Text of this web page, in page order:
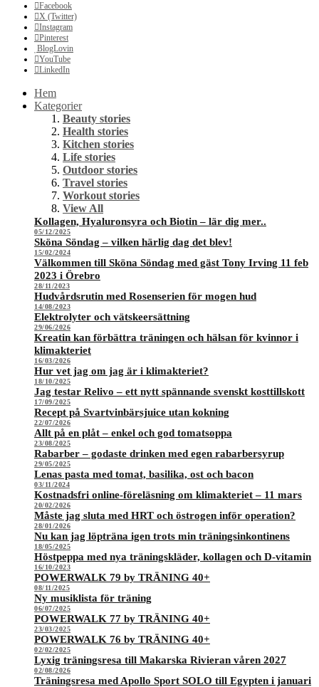
Facebook
X (Twitter)
Instagram
Pinterest
BlogLovin
YouTube
LinkedIn
Hem
Kategorier
Beauty stories
Health stories
Kitchen stories
Life stories
Outdoor stories
Travel stories
Workout stories
View All
Kollagen, Hyaluronsyra och Biotin – lär dig mer..
05/12/2025
Sköna Söndag – vilken härlig dag det blev!
15/02/2024
Välkommen till Sköna Söndag med gäst Tony Irving 11 feb
2023 i Örebro
28/11/2023
Hudvårdsrutin med Rosenserien för mogen hud
14/08/2023
Elektrolyter och vätskeersättning
29/06/2026
Kreatin kan förbättra träningen och hälsan för kvinnor i
klimakteriet
16/03/2026
Hur vet jag om jag är i klimakteriet?
18/10/2025
Jag testar Relivo – ett nytt spännande svenskt kosttillskott
17/09/2025
Recept på Svartvinbärsjuice utan kokning
22/07/2026
Allt på en plåt – enkel och god tomatsoppa
23/08/2025
Rabarber – godaste drinken med egen rabarbersyrup
29/05/2025
Lenas pasta med tomat, basilika, ost och bacon
03/11/2024
Kostnadsfri online-föreläsning om klimakteriet – 11 mars
20/02/2026
Måste jag sluta med HRT och östrogen inför operation?
28/01/2026
Nu kan jag löpträna igen trots min träningsinkontinens
18/05/2025
Höstpeppa med nya träningskläder, kollagen och D-vitamin
16/10/2023
POWERWALK 79 by TRÄNING 40+
08/11/2025
Ny musiklista för träning
06/07/2025
POWERWALK 77 by TRÄNING 40+
23/03/2025
POWERWALK 76 by TRÄNING 40+
02/02/2025
Lyxig träningsresa till Makarska Rivieran våren 2027
02/08/2026
Träningsresa med Apollo Sport SOLO till Egypten i januari